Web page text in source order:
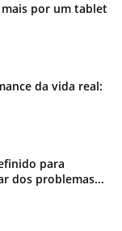
mais por um tablet
da vida real:
para
dos problemas...